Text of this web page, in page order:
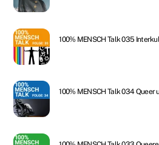
100% MENSCH Talk 035
100% MENSCH Talk 034 Queer